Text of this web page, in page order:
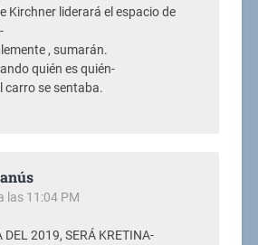
Kirchner liderará el espacio de
, sumarán.
quién es quién-
carro se sentaba.
las 11:04 PM
DEL 2019, SERÁ KRETINA-